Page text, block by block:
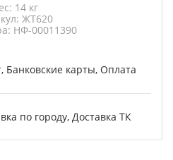
14 кг
ЖТ620
НФ-00011390
Банковские карты, Оплата
по городу, Доставка ТК